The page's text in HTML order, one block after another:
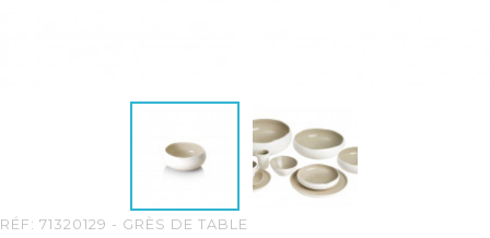
RÉF: 71320129 - GRÈS DE TABLE